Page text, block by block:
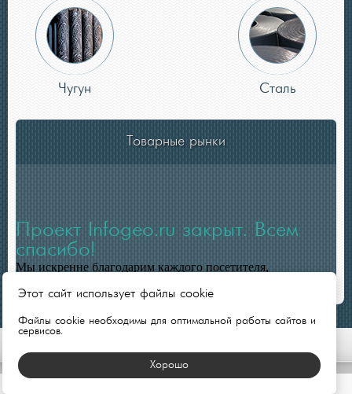
Чугун Сталь
Товарные рынки
Проект Infogeo.ru закрыт. Всем
спасибо!
Мы искренне благодарим каждого посетителя,
Этот сайт использует файлы cookie
Файлы cookie необходимы для оптимальной работы сайтов и
сервисов.
Хорошо